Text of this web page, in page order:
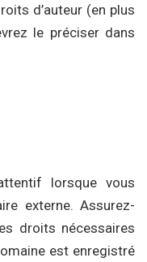
d’auteur (en plus
le préciser dans
lorsque vous
externe. Assurez-
droits nécessaires
est enregistré